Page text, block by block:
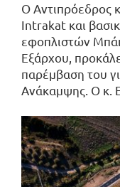
Ο Αντιπρόεδρος
Intrakat και
εφοπλιστών
Εξάρχου,
παρέμβαση του
Ανάκαμψης. Ο κ.